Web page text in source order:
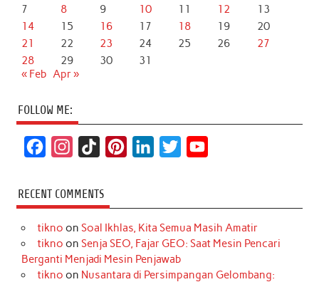
7
8 9 10 11 12
13
14
15 16 17 18 19
20
21
22 23 24 25 26
27
28
29 30
31
« Feb Apr »
FOLLOW ME:
c
e
b
o
s
t
a
r
k
T
o
k
t
e
r
e
k
e
d
I
t
t
r
T
u
e
RECENT COMMENTS
tikno on Soal Ikhlas, Kita Semua Masih Amatir
tikno on Senja SEO, Fajar GEO: Saat Mesin Pencari
Berganti Menjadi Mesin Penjawab
tikno on Nusantara di Persimpangan Gelombang: